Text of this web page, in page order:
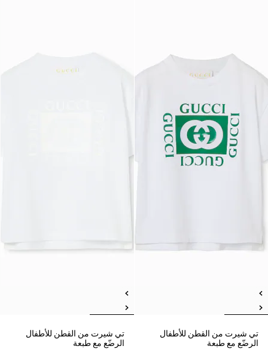
تي شيرت من القطن للأطفال
الرضّع مع طبعة
تي شيرت من القطن للأطفال
الرضّع مع طبعة